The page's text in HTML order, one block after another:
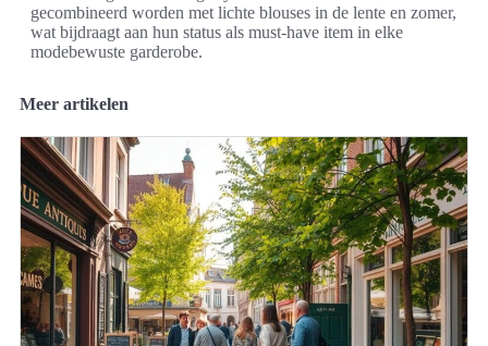
gecombineerd worden met lichte blouses in de lente en zomer,
wat bijdraagt aan hun status als must-have item in elke
modebewuste garderobe.
Meer artikelen